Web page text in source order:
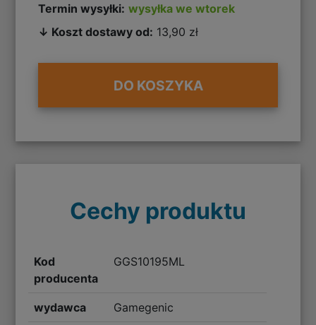
Termin wysyłki: wysyłka we wtorek
↓ Koszt dostawy od: 13,90 zł
DO KOSZYKA
Cechy produktu
Kod
producenta
GGS10195ML
wydawca Gamegenic